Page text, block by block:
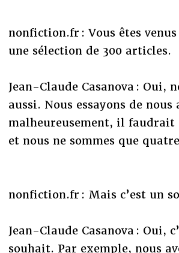
nonfiction.fr : Vous êtes
une sélection de 300 articles.
Jean-Claude Casanova : Oui,
aussi. Nous essayons de
malheureusement, il faudrait
et nous ne sommes que
nonfiction.fr : Mais c’est un
Jean-Claude Casanova : Oui,
souhait. Par exemple, nous